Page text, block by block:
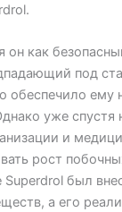
он как
под
обеспечило ему
уже спустя
и
рост
Superdrol был
а его